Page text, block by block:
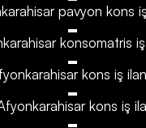
pavyon kons iş
konsomatris iş
kons iş
kons iş